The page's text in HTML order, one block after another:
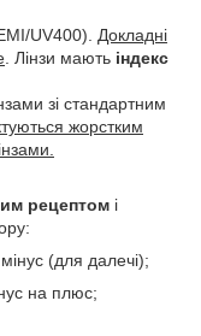
UV400). Докладні
. Лінзи мають індекс
зі стандартним
жорстким
рецептом і
(для далечі);
на плюс;